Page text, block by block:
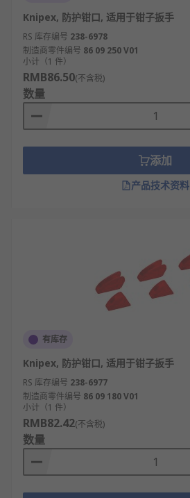
Knipex, 防护钳口, 适用于钳子扳手
RS 库存编号 238-6978
制造商零件编号 86 09 250 V01
小计（1 件）
RMB86.50(不含税)
数量
添加
产品技术资料
有库存
Knipex, 防护钳口, 适用于钳子扳手
RS 库存编号 238-6977
制造商零件编号 86 09 180 V01
小计（1 件）
RMB82.42(不含税)
数量